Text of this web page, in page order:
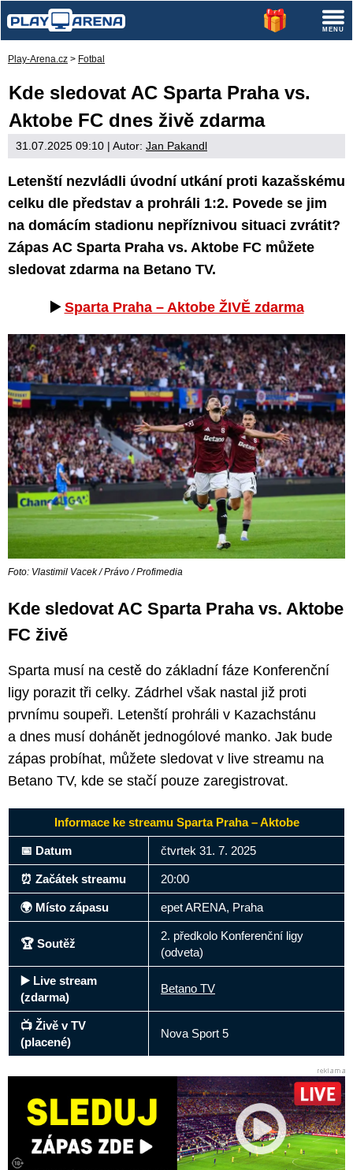
Play-Arena.cz > Fotbal
Kde sledovat AC Sparta Praha vs.
Aktobe FC dnes živě zdarma
31.07.2025 09:10 | Autor: Jan Pakandl
Letenští nezvládli úvodní utkání proti kazašskému
celku dle představ a prohráli 1:2. Povede se jim
na domácím stadionu nepříznivou situaci zvrátit?
Zápas AC Sparta Praha vs. Aktobe FC můžete
sledovat zdarma na Betano TV.
▶️ Sparta Praha – Aktobe ŽIVĚ zdarma
Foto: Vlastimil Vacek / Právo / Profimedia
Kde sledovat AC Sparta Praha vs. Aktobe
FC živě
Sparta musí na cestě do základní fáze Konferenční
ligy porazit tři celky. Zádrhel však nastal již proti
prvnímu soupeři. Letenští prohráli v Kazachstánu
a dnes musí dohánět jednogólové manko. Jak bude
zápas probíhat, můžete sledovat v live streamu na
Betano TV, kde se stačí pouze zaregistrovat.
Informace ke streamu Sparta Praha – Aktobe
📅 Datum čtvrtek 31. 7. 2025
⏰ Začátek streamu 20:00
🌍 Místo zápasu epet ARENA, Praha
🏆 Soutěž
2. předkolo Konferenční ligy
(odveta)
▶️ Live stream
(zdarma)
Betano TV
📺 Živě v TV
(placené)
Nova Sport 5